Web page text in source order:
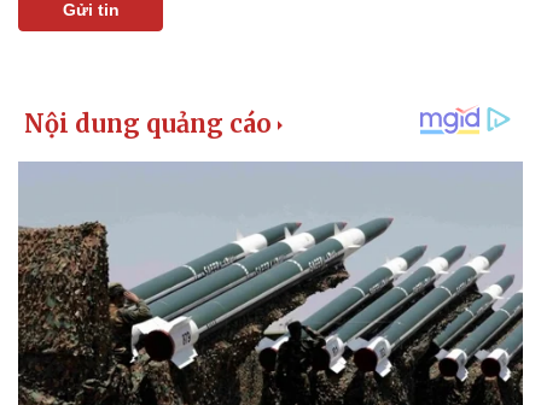
Gửi tin